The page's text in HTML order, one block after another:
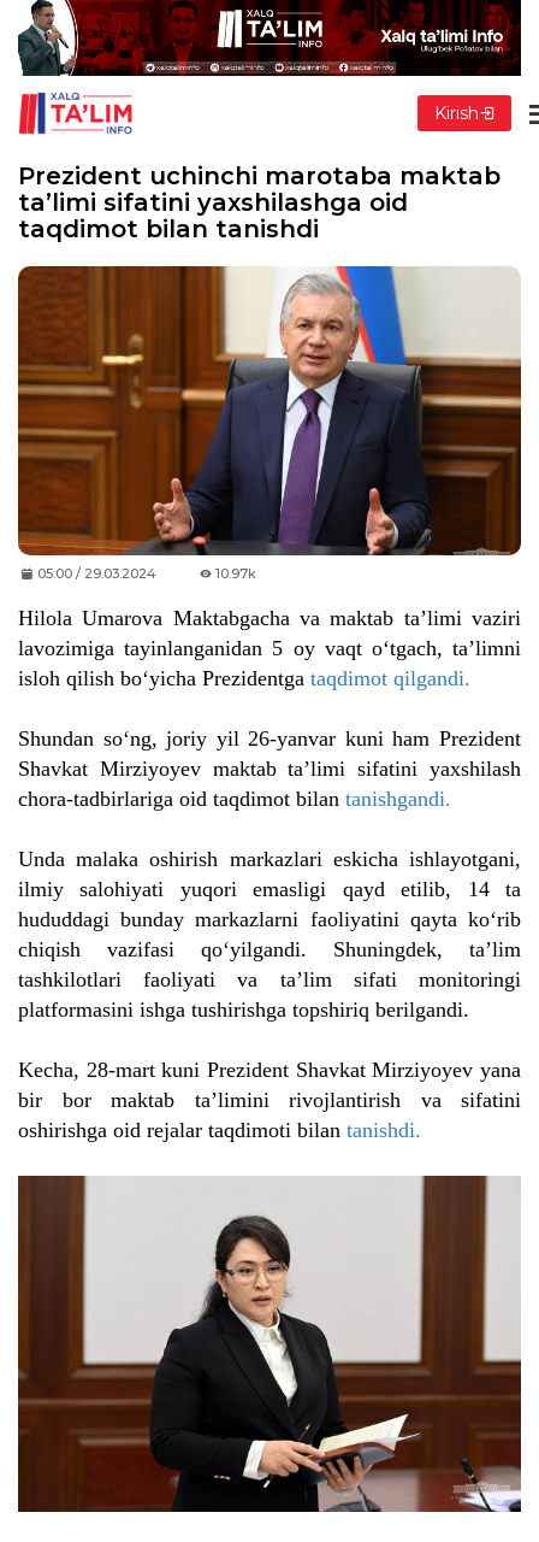
Kirish
Prezident uchinchi marotaba maktab
ta’limi sifatini yaxshilashga oid
taqdimot bilan tanishdi
05:00 / 29.03.2024 10.97k
Hilola Umarova Maktabgacha va maktab ta’limi vaziri
lavozimiga tayinlanganidan 5 oy vaqt o‘tgach, ta’limni
isloh qilish bo‘yicha Prezidentga taqdimot qilgandi.
Shundan so‘ng, joriy yil 26-yanvar kuni ham Prezident
Shavkat Mirziyoyev maktab ta’limi sifatini yaxshilash
chora-tadbirlariga oid taqdimot bilan tanishgandi.
Unda malaka oshirish markazlari eskicha ishlayotgani,
ilmiy salohiyati yuqori emasligi qayd etilib, 14 ta
hududdagi bunday markazlarni faoliyatini qayta ko‘rib
chiqish vazifasi qo‘yilgandi. Shuningdek, ta’lim
tashkilotlari faoliyati va ta’lim sifati monitoringi
platformasini ishga tushirishga topshiriq berilgandi.
Kecha, 28-mart kuni Prezident Shavkat Mirziyoyev yana
bir bor maktab ta’limini rivojlantirish va sifatini
oshirishga oid rejalar taqdimoti bilan tanishdi.